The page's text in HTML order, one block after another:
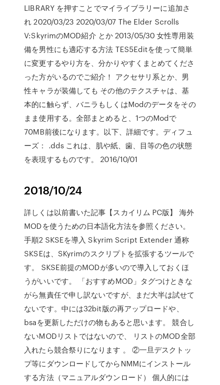
LIBRARY を押すことでマイライブラリーに追加さ
れ 2020/03/23 2020/03/07 The Elder Scrolls
V:SkyrimのMOD紹介 とか 2013/05/30 女性専用装
備を男性にも適応する方法 TES5Editを使って簡単
に変更するやり方を、分かりやすくまとめてくださ
った方がいるのでご紹介！ アクセサリ系とか、男
性キャラが装備しても その他のテクスチャは、基
本的に触らず、バニラもしくはModのデータをその
まま使用する。全部まとめると、1つのModで
70MB前後になります。以下、詳細です。ディフュ
ーズ： .dds これは、肌や紙、歯、目等の色の状態
を表現するものです。 2016/10/01
2018/10/24
詳しくは以前書いた記事【スカイリム PC版】 海外
MODを使うための日本語化方法を参照ください。
手順2 SKSEを導入 Skyrim Script Extender 通称
SKSEは、SKyrimのスクリプトを拡張するツールで
す。 SKSE前提のMODが多いので導入しておくほ
うがいいです。 「おすすめMOD」タグつけときな
がら無責任で申し訳ないですが、まだ大半は試せて
ないです。中には32bit版の再アップロードや、
bsaを更新しただけの物もあると思います。 競合し
ないMODリストではないので、 リストのMOD全部
入れたら競合祭りになります 。 ②一旦デスクトッ
プ等にダウンロードしてからNMMにインストール
する方法（マニュアルダウンロード） 個人的には